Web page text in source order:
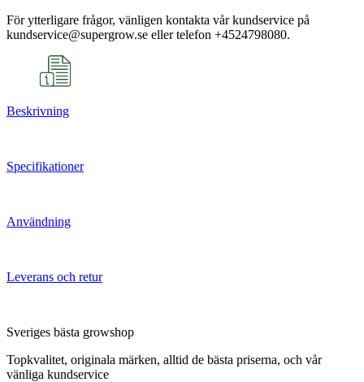
För ytterligare frågor, vänligen kontakta vår kundservice på
kundservice@supergrow.se eller telefon +4524798080.
Beskrivning
Specifikationer
Användning
Leverans och retur
Sveriges bästa growshop
Topkvalitet, originala märken, alltid de bästa priserna, och vår
vänliga kundservice